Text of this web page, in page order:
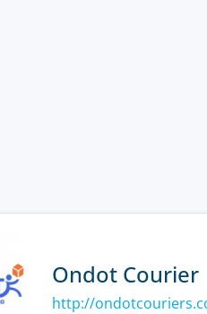
Ondot Courier
http://